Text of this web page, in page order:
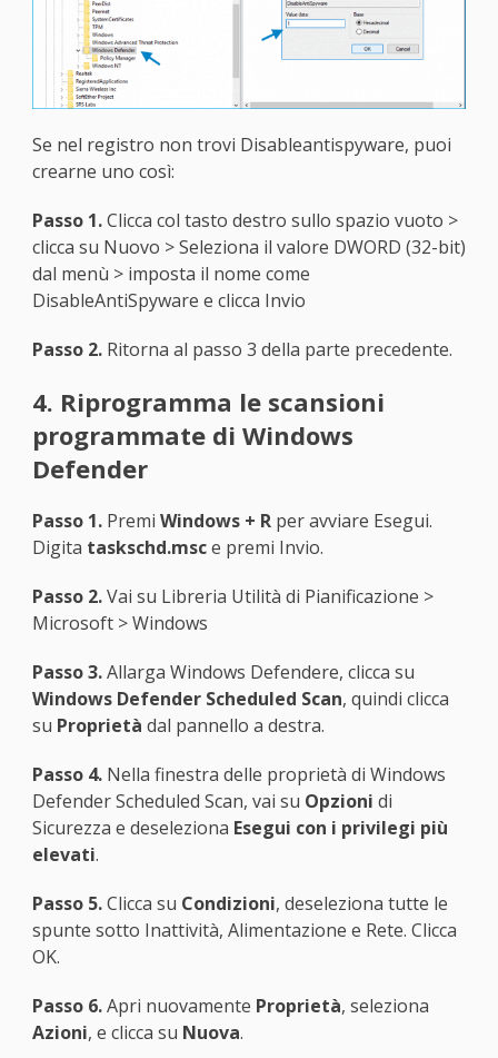
Se nel registro non trovi Disableantispyware, puoi
crearne uno così:
Passo 1.Clicca col tasto destro sullo spazio vuoto >
clicca su Nuovo > Seleziona il valore DWORD (32-bit)
dal menù > imposta il nome come
DisableAntiSpyware e clicca Invio
Passo 2.Ritorna al passo 3 della parte precedente.
4. Riprogramma le scansioni
programmate di Windows
Defender
Passo 1.Premi Windows + Rper avviare Esegui.
Digita taskschd.msce premi Invio.
Passo 2.Vai su Libreria Utilità di Pianificazione >
Microsoft > Windows
Passo 3.Allarga Windows Defendere, clicca su
Windows Defender Scheduled Scan, quindi clicca
su Proprietà dal pannello a destra.
Passo 4.Nella finestra delle proprietà di Windows
Defender Scheduled Scan, vai su Opzioni di
Sicurezza e deseleziona Esegui con i privilegi più
elevati.
Passo 5.Clicca su Condizioni, deseleziona tutte le
spunte sotto Inattività, Alimentazione e Rete. Clicca
OK.
Passo 6.Apri nuovamente Proprietà, seleziona
Azioni, e clicca su Nuova.